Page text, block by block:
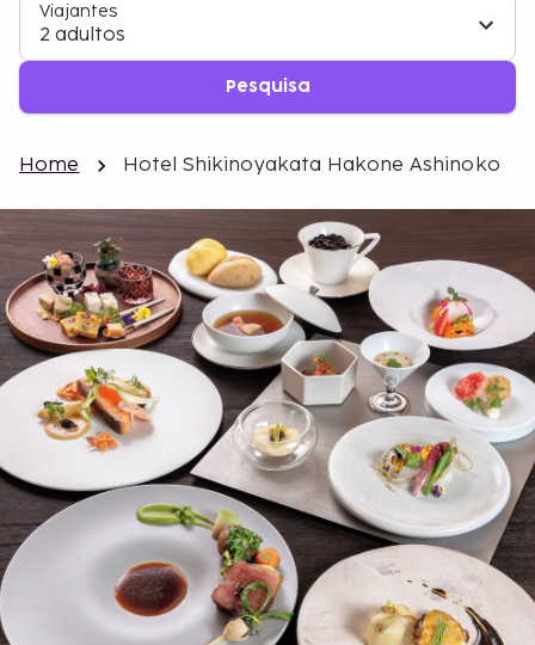
Viajantes
2 adultos
Pesquisa
Home Hotel Shikinoyakata Hakone Ashinoko